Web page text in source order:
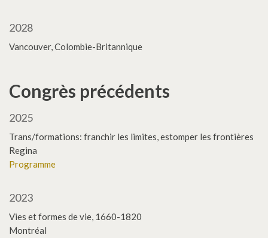
2028
Vancouver, Colombie-Britannique
Congrès précédents
2025
Trans/formations: franchir les limites, estomper les frontières
Regina
Programme
2023
Vies et formes de vie, 1660-1820
Montréal